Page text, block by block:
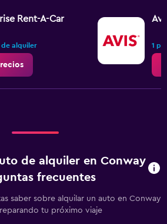
Rent-A-Car
de alquiler 1
de alquiler en Conway
frecuentes
saber sobre alquilar un auto en Conway
tu próximo viaje